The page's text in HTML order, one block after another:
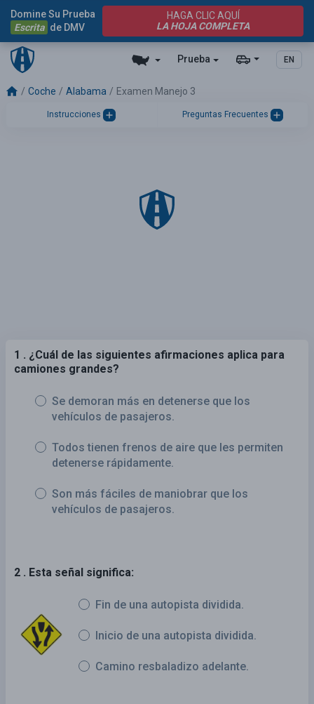
Prueba EN
Domine Su Prueba
Escrita de DMV
HAGA CLIC AQUÍ
LA HOJA COMPLETA
Coche Alabama Examen Manejo 3
Instrucciones Preguntas Frecuentes
1 . ¿Cuál de las siguientes afirmaciones aplica para
camiones grandes?
Se demoran más en detenerse que los
vehículos de pasajeros.
Todos tienen frenos de aire que les permiten
detenerse rápidamente.
Son más fáciles de maniobrar que los
vehículos de pasajeros.
2 . Esta señal significa:
Fin de una autopista dividida.
Inicio de una autopista dividida.
Camino resbaladizo adelante.